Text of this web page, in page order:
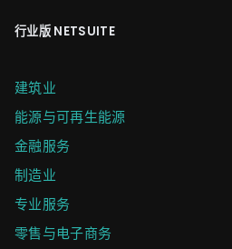
行业版 NETSUITE
建筑业
能源与可再生能源
金融服务
制造业
专业服务
零售与电子商务